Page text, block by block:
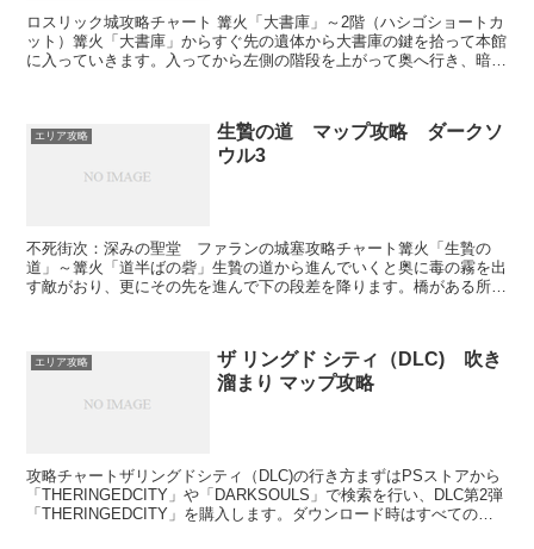
ロスリック城攻略チャート 篝火「大書庫」～2階（ハシゴショートカ
ット）篝火「大書庫」からすぐ先の遺体から大書庫の鍵を拾って本館
に入っていきます。入ってから左側の階段を上がって奥へ行き、暗い
エリア攻略
生贄の道 マップ攻略 ダークソ
ウル3
不死街次：深みの聖堂 ファランの城塞攻略チャート篝火「生贄の
道」～篝火「道半ばの砦」生贄の道から進んでいくと奥に毒の霧を出
す敵がおり、更にその先を進んで下の段差を降ります。橋がある所か
エリア攻略
ザ リングド シティ（DLC) 吹き
溜まり マップ攻略
攻略チャートザリングドシティ（DLC)の行き方まずはPSストアから
「THERINGEDCITY」や「DARKSOULS」で検索を行い、DLC第2弾
「THERINGEDCITY」を購入します。ダウンロード時はすべてのア